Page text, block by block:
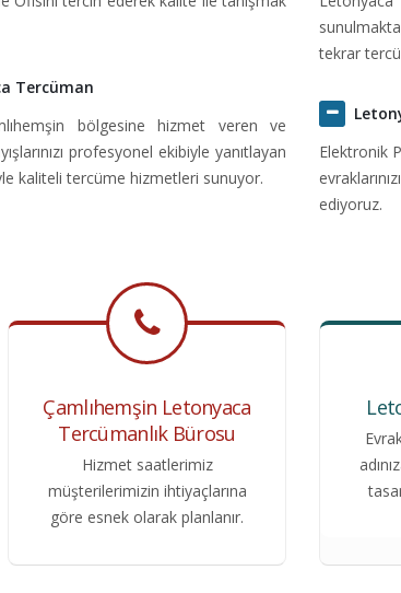
Tercüman
bölgesine hizmet veren ve
profesyonel ekibiyle yanıtlayan
kaliteli tercüme hizmetleri sunuyor.
tekrar
Elektronik
ediyoruz.
Çamlıhemşin Letonyaca
Tercümanlık Bürosu
Hizmet saatlerimiz
müşterilerimizin ihtiyaçlarına
göre esnek olarak planlanır.